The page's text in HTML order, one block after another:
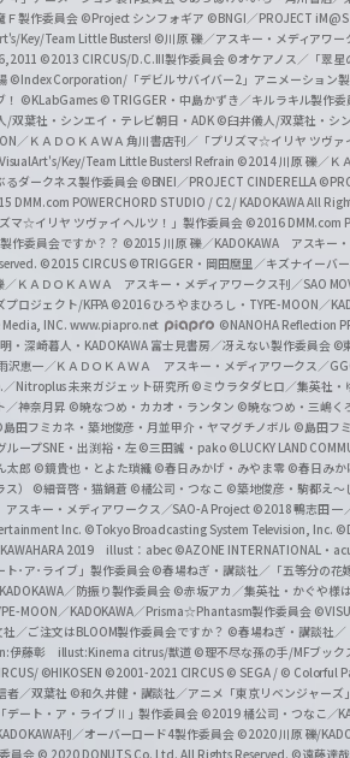
Ｆ製作委員会 ©Project シンフォギア ©BNGI／PROJECT iM@S
Key/Team Little Busters! ©川原 礫／アスキー・メディアワ
©2013 CIRCUS/D.C.III製作委員会 ©オケアノス／「翠星
©Index Corporation/「デビルサバイバー2」アニメーション
©KLabGames © TRIGGER・中島かずき／キルラキル製作委
/双葉社・シンエイ・テレビ朝日・ADK ©臼井儀人/双葉社・シ
／ＫＡＤＯＫＡＷＡ 角川書店刊／「プリズマ☆イリヤ ツヴァ
Key/Team Little Busters! Refrain ©2014 川原 礫／Ｋ
るダークネス製作委員会 ©BNEI／PROJECT CINDERELLA
DMM.com POWERCHORD STUDIO / C2 / KADOKAWA All
マ☆イリヤ ツヴァイ ヘルツ！」製作委員会 ©2016 DMM.com
作委員会ですか？？ ©2015 川原 礫／KADOKAWA アスキー
©2015 CIRCUS ©TRIGGER・岡田麿里／キズナイーバ
ＫＡＤＯＫＡＷＡ アスキー・メディアワークス刊／SAO
ロジェクト/KFPA ©2016 ひろやまひろし・TYPE-MOON／
INC. www.piapro.net
©NANOHA Reflection
・深崎暮人・KADOKAWA 富士見書房／冴えない製作委員会 ©
沢恵一／ＫＡＤＯＫＡＷＡ アスキー・メディアワークス／
Nitroplus 未来ガジェット研究所 ©ミウラタダヒロ／集英社
神奈月昇 ©暁なつめ・カカオ・ランタン ©暁なつめ・三嶋く
田フミカネ・築地俊彦・月並甲介・ヤマグチノボル ©島田フ
ループSNE・出渕裕・左 ©三田誠・pako ©LUCKY LAND
太郎 ©鏡貴也・とよた瑣織 ©春日みかげ・みやま零 ©春日みか
） ©細音啓・猫鍋蒼 ©橘公司・つなこ ©築地俊彦・駒都え～
スキー・メディアワークス／SAO-A Project ©2018 鴨志田 一
Inc. ©Tokyo Broadcasting System Television, Inc.
2019 illust：abec ©AZONE INTERNATIONAL・
ト･ア･ライブ」製作委員会©春場ねぎ・講談社／「五等分の花
／防振り製作委員会 ©赤坂アカ／集英社・かぐや様
MOON／KADOKAWA／Prisma☆Phantasm製作委員会
／ご注文はBLOOM製作委員会ですか？ ©春場ねぎ・講談社／
伊藤彰 illust:Kinema citrus/獣道 ©理不尽な孫の手/MFブック
©HIKOSEN ©2001-2021 CIRCUS © SEGA / © Colorful
者／双葉社 ©和久井健・講談社／アニメ「東京リベンジャーズ
デート・ア・ライブⅡ」製作委員会 ©2019 橘公司・つなこ／
刊／オーバーロード4製作委員会 ©2020 川原 礫/
員会 © 2020 DONUTS Co. Ltd. All Rights Reserved. ©遠藤達哉